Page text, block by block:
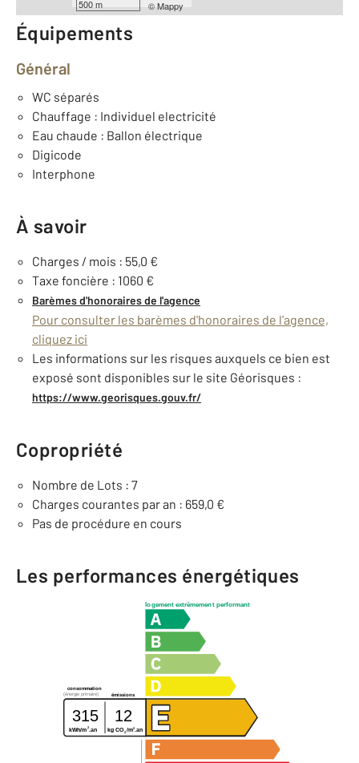
500 m ©Mappy
Équipements
Général
WC séparés
Chauffage : Individuel electricité
Eau chaude : Ballon électrique
Digicode
Interphone
À savoir
Charges / mois : 55,0 €
Taxe foncière : 1060 €
Barèmes d'honoraires de l'agence
Pour consulter les barèmes d'honoraires de l'agence,
cliquez ici
Les informations sur les risques auxquels ce bien est
exposé sont disponibles sur le site Géorisques :
https://www.georisques.gouv.fr/
Copropriété
Nombre de Lots : 7
Charges courantes par an : 659,0 €
Pas de procédure en cours
Les performances énergétiques
logement extrêmement performant
consommation
émissions
(énergie primaire)
315 12
kWh/m2.an kg CO2/m2 .an